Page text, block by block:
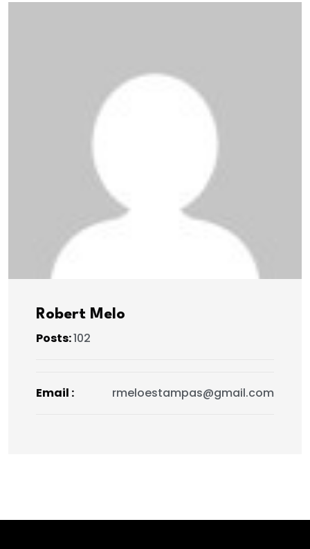
Robert Melo
Posts:102
Email : rmeloestampas@gmail.com